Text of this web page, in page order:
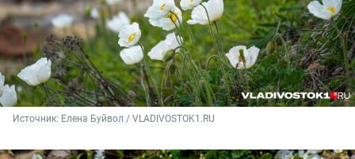
Источник: Елена Буйвол / VLADIVOSTOK1.RU